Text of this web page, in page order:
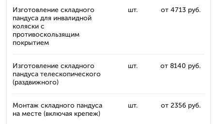
Изготовление складного
пандуса для инвалидной
коляски с
противоскользящим
покрытием
шт. от 4713 руб.
Изготовление складного
пандуса телескопического
(раздвижного)
шт. от 8140 руб.
Монтаж складного пандуса
на месте (включая крепеж)
шт. от 2356 руб.